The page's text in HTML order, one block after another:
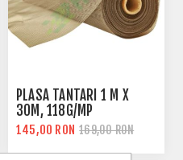
PLASA TANTARI 1 M X
30M, 118G/MP
145,00 RON 169,00 RON